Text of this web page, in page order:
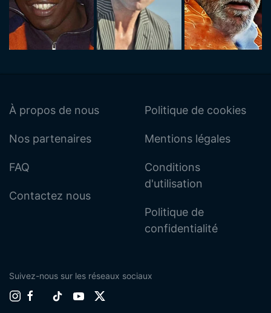
À propos de nous
Nos partenaires
FAQ
Contactez nous
Politique de cookies
Mentions légales
Conditions
d'utilisation
Politique de
confidentialité
Suivez-nous sur les réseaux sociaux